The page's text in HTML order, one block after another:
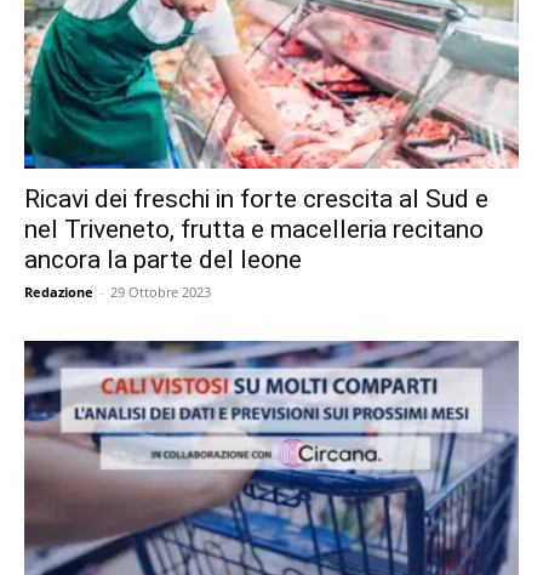
Ricavi dei freschi in forte crescita al Sud e
nel Triveneto, frutta e macelleria recitano
ancora la parte del leone
Redazione - 29 Ottobre 2023